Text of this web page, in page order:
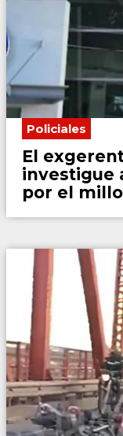
Policiales
El
investigue
por el